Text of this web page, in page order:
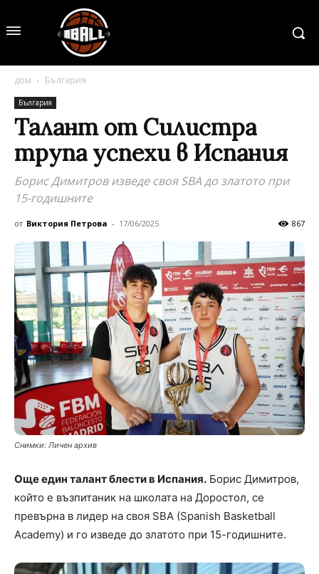
дом България
България
Талант от Силистра
трупа успехи в Испания
Борис Димитров изведе своя SBA до златото при
15-годишните
от Виктория Петрова - 17/06/2025 867
Снимки: Личен архив
Още един талант блести в Испания. Борис Димитров,
който е възпитаник на школата на Доростол, се
превърна в лидер на своя SBA (Spanish Basketball
Academy) и го изведе до златото при 15-годишните.